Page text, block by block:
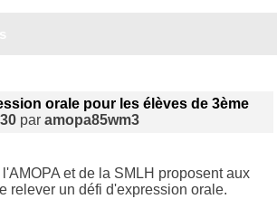
orale pour les élèves de 3ème
paramopa85wm3
et de la SMLH proposent aux
relever un défi d'expression orale.